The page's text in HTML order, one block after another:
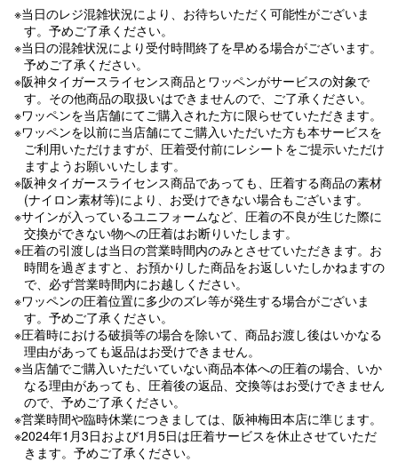
※当日のレジ混雑状況により、お待ちいただく可能性がございま
す。予めご了承ください。
※当日の混雑状況により受付時間終了を早める場合がございます。
予めご了承ください。
※阪神タイガースライセンス商品とワッペンがサービスの対象で
す。その他商品の取扱いはできませんので、ご了承ください。
※ワッペンを当店舗にてご購入された方に限らせていただきます。
※ワッペンを以前に当店舗にてご購入いただいた方も本サービスを
ご利用いただけますが、圧着受付前にレシートをご提示いただけ
ますようお願いいたします。
※阪神タイガースライセンス商品であっても、圧着する商品の素材
(ナイロン素材等)により、お受けできない場合もございます。
※サインが入っているユニフォームなど、圧着の不良が生じた際に
交換ができない物への圧着はお断りいたします。
※圧着の引渡しは当日の営業時間内のみとさせていただきます。お
時間を過ぎますと、お預かりした商品をお返しいたしかねますの
で、必ず営業時間内にお越しください。
※ワッペンの圧着位置に多少のズレ等が発生する場合がございま
す。予めご了承ください。
※圧着時における破損等の場合を除いて、商品お渡し後はいかなる
理由があっても返品はお受けできません。
※当店舗でご購入いただいていない商品本体への圧着の場合、いか
なる理由があっても、圧着後の返品、交換等はお受けできません
ので、予めご了承ください。
※営業時間や臨時休業につきましては、阪神梅田本店に準じます。
※2024年1月3日および1月5日は圧着サービスを休止させていただ
きます。予めご了承ください。